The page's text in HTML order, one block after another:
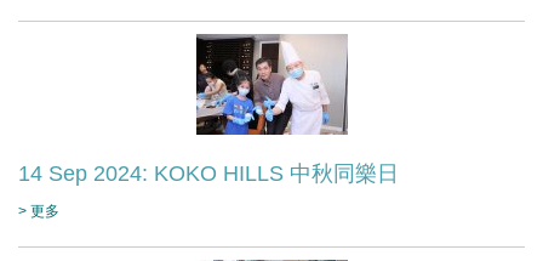
14 Sep 2024: KOKO HILLS 中秋同樂日
> 更多